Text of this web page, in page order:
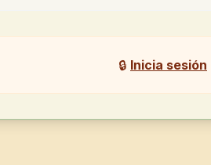
🔒 Inicia sesión